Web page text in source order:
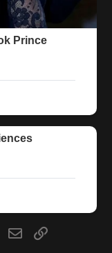
WhatsApp
Email